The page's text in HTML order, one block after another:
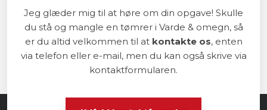
Jeg glæder mig til at høre om din opgave! Skulle
du stå og mangle en tømrer i Varde & omegn, så
er du altid velkommen til at kontakte os, enten
via telefon eller e-mail, men du kan også skrive via
kontaktformularen.